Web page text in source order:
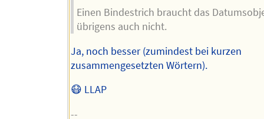
Einen Bindestrich braucht das
übrigens auch nicht.
Ja, noch besser (zumindest bei kurzen
zusammengesetzten Wörtern).
😷 LLAP
--